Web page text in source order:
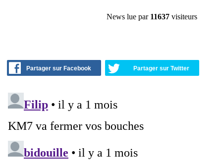
News lue par 11637visiteurs
Partager sur Facebook Partager sur Twitter